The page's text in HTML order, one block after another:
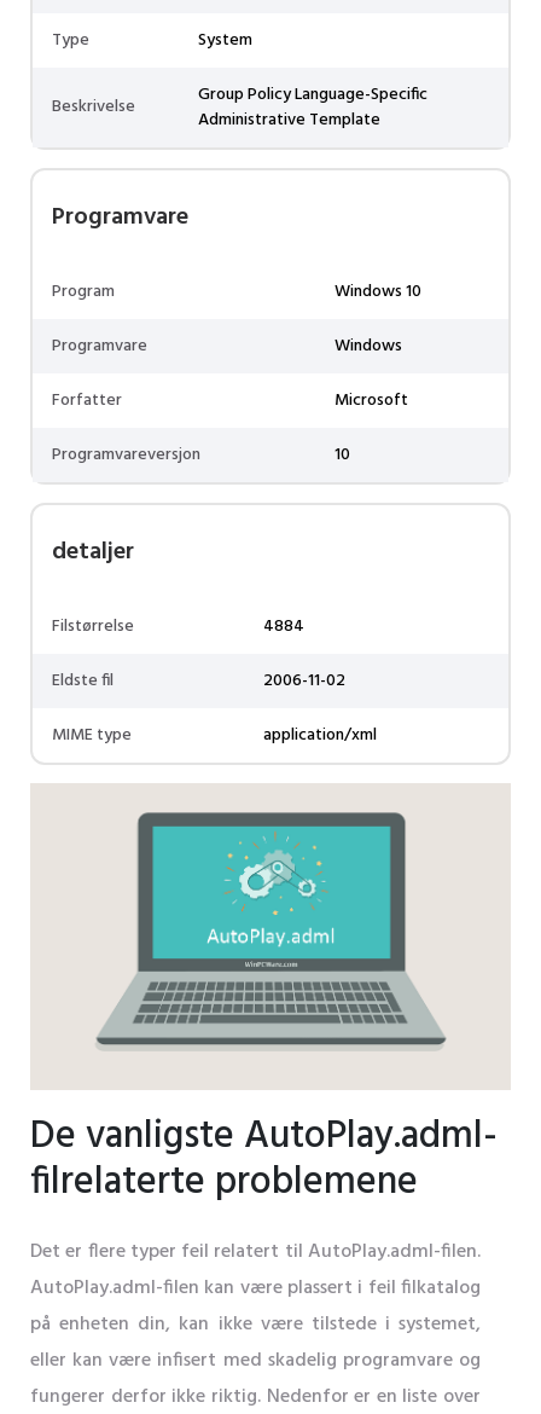
Type
System
Beskrivelse
Group Policy Language-Specific
Administrative Template
Programvare
Program
Windows 10
Programvare
Windows
Forfatter
Microsoft
Programvareversjon
10
detaljer
Filstørrelse
4884
Eldste fil
2006-11-02
MIME type
application/xml
De vanligste AutoPlay.adml-
filrelaterte problemene
Det er flere typer feil relatert til AutoPlay.adml-filen.
AutoPlay.adml-filen kan være plassert i feil filkatalog
på enheten din, kan ikke være tilstede i systemet,
eller kan være infisert med skadelig programvare og
fungerer derfor ikke riktig. Nedenfor er en liste over